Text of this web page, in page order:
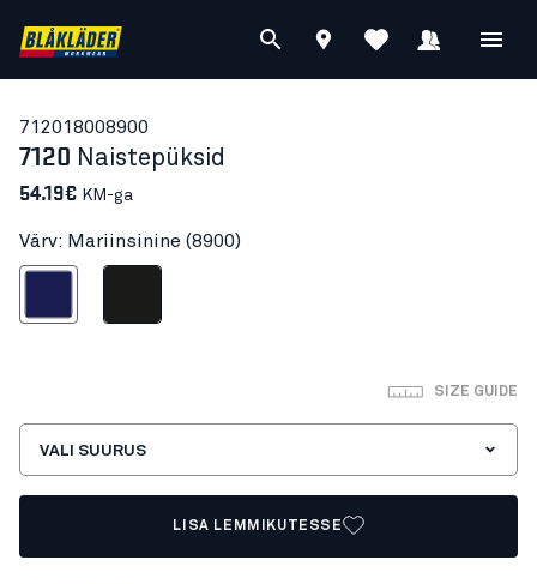
712018008900
7120 Naistepüksid
54.19€ KM-ga
Värv: Mariinsinine (8900)
SIZE GUIDE
VALI SUURUS
LISA LEMMIKUTESSE